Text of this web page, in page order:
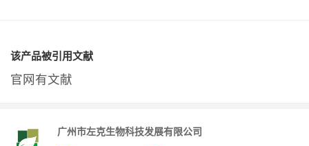
该产品被引用文献
官网有文献
广州市左克生物科技发展有限公司